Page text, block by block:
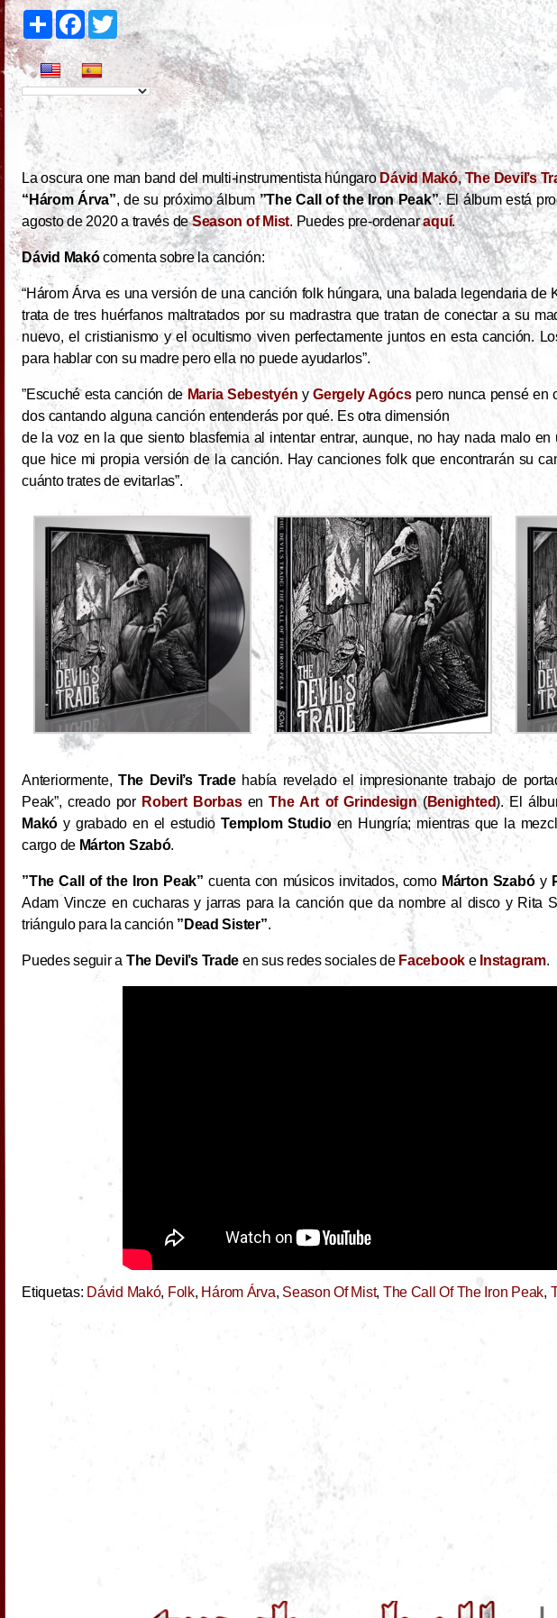
S
h
a
r
e
F
a
c
e
b
o
o
k
T
w
i
e
r
La oscura one man band del multi-instrumentista húngaroDávid Makó,The Devil’s
“Három Árva”, de su próximo álbum ”The Call of the Iron Peak”. El álbum está
agosto de 2020 a través deSeason of Mist. Puedes pre-ordenaraquí.
Dávid Makócomenta sobre la canción:
“Három Árva es una versión de una canción folk húngara, una balada legendaria de
trata de tres huérfanos maltratados por su madrastra que tratan de conectar a su
nuevo, el cristianismo y el ocultismo viven perfectamente juntos en esta canción.
para hablar con su madre pero ella no puede ayudarlos”.
”Escuché esta canción de Maria Sebestyén yGergely Agócspero nunca pensé en
dos cantando algunacanción entenderás por qué. Es otra dimensión
de la voz en la que siento blasfemia al intentar entrar, aunque, no hay nada malo
que hice mi propia versión de la canción. Hay canciones folk que encontrarán su
cuánto trates de evitarlas”.
Anteriormente, The Devil’s Tradehabía revelado el impresionante trabajo de
Peak”, creado por Robert BorbasenThe Art of Grindesign(Benighted). El
Makó y grabado en el estudioTemplom Studioen Hungría; mientras que la
cargo de Márton Szabó.
”The Call of the Iron Peak” cuenta con músicos invitados, como Márton Szabóy
Adam Vincze en cucharas y jarras para la canción que da nombre al disco y Rita
triángulo para la canción ”Dead Sister”.
Puedes seguir a The Devil’s Trade en sus redes sociales de Facebook e Instagram.
Etiquetas: Dávid Makó, Folk, Három Árva, Season Of Mist, The Call Of The Iron Peak,